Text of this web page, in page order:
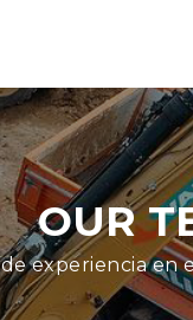
OUR
de experiencia